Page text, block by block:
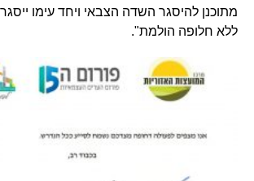
מתוכנן להיסגר השדה הצבאי ויחד עימו ייסגר
ללא חלופה הולמת".